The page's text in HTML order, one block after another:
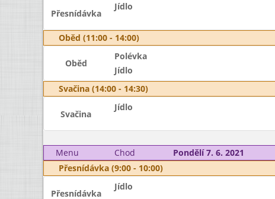
Přesnídávka
Jídlo
Oběd (11:00 - 14:00)
Oběd
Polévka
Jídlo
Svačina (14:00 - 14:30)
Svačina
Jídlo
Menu
Chod Pondělí 7. 6. 2021
Přesnídávka (9:00 - 10:00)
Přesnídávka
Jídlo